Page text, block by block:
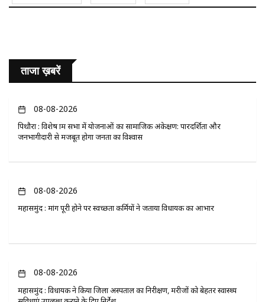
ताजा ख़बरें
08-08-2026
पिथौरा : विशेष ग्राम सभा में योजनाओं का सामाजिक अंकेक्षण: पारदर्शिता और
जनभागीदारी से मजबूत होगा जनता का विश्वास
08-08-2026
महासमुंद : मांग पूरी होने पर स्वच्छता कर्मियों ने जताया विधायक का आभार
08-08-2026
महासमुंद : विधायक ने किया जिला अस्पताल का निरीक्षण, मरीजों को बेहतर स्वास्थ्य